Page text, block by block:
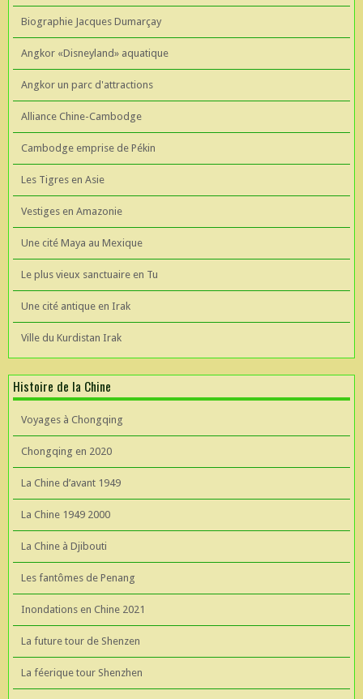
Biographie Jacques Dumarçay
Angkor «Disneyland» aquatique
Angkor un parc d'attractions
Alliance Chine-Cambodge
Cambodge emprise de Pékin
Les Tigres en Asie
Vestiges en Amazonie
Une cité Maya au Mexique
Le plus vieux sanctuaire en Tu
Une cité antique en Irak
Ville du Kurdistan Irak
Histoire de la Chine
Voyages à Chongqing
Chongqing en 2020
La Chine d’avant 1949
La Chine 1949 2000
La Chine à Djibouti
Les fantômes de Penang
Inondations en Chine 2021
La future tour de Shenzen
La féerique tour Shenzhen